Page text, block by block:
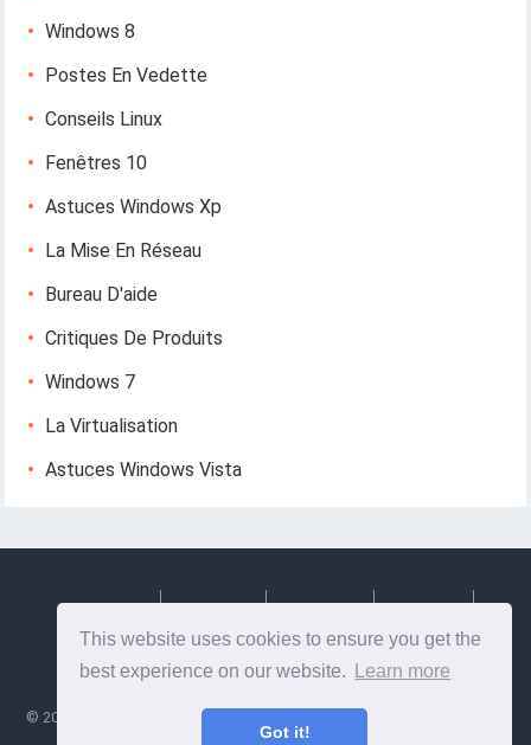
This website uses cookies to ensure you get the
best experience on our website.
Learn more
Got it!
Windows 8
Postes En Vedette
Conseils Linux
Fenêtres 10
Astuces Windows Xp
La Mise En Réseau
Bureau D'aide
Critiques De Produits
Windows 7
La Virtualisation
Astuces Windows Vista
© 2026 Lesptitesaffairesdemayl
- Conseils et informations utiles sur la